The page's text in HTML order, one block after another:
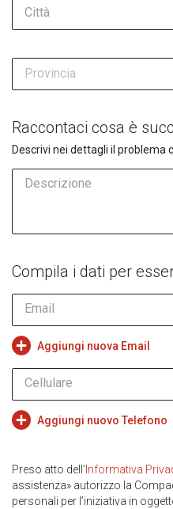
Città
Provincia
Raccontaci cosa è
Descrivi nei dettagli il problema
Descrizione
Compila i dati per
Email
Aggiungi nuova Email
Cellulare
Aggiungi nuovo Telefono
Preso atto dell’ Informativa
assistenza» autorizzo la
personali per l’iniziativa in